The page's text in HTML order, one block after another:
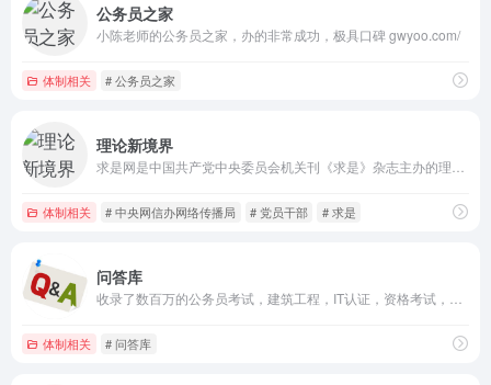
公务员之家
小陈老师的公务员之家，办的非常成功，极具口碑 gwyoo.com/
体制相关 # 公务员之家
理论新境界
体制相关 # 中央网信办网络传播局 # 党员干部 # 求是
问答库
体制相关 # 问答库